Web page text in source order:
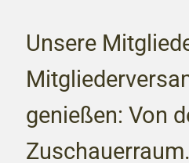
Unsere
genießen: Von